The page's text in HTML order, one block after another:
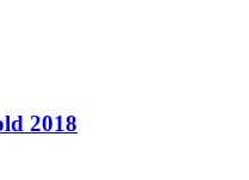
2018